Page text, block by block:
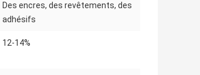
Des encres, des revêtements, des
adhésifs
12-14%